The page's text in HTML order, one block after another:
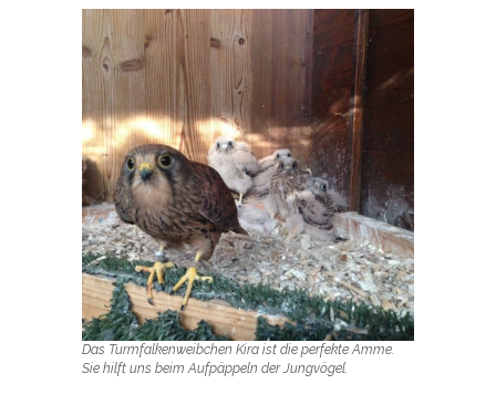
Das Turmfalkenweibchen Kira ist die perfekte Amme.
Sie hilft uns beim Aufpäppeln der Jungvögel.